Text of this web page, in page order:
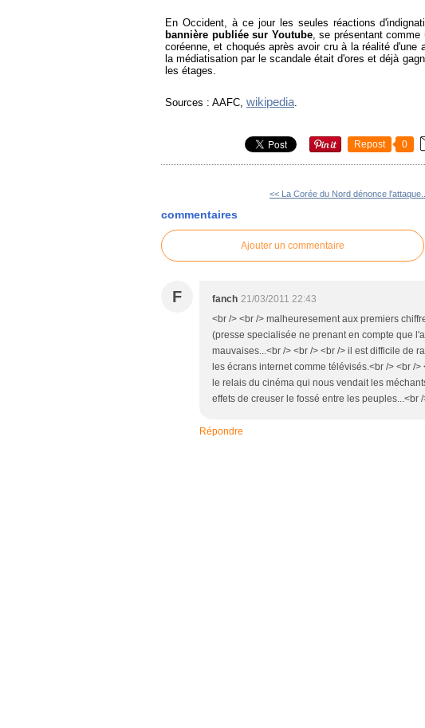
En Occident, à ce jour les seules réactions
bannière publiée sur Youtube, se présentant comme
coréenne, et choqués après avoir cru à la réalité
la médiatisation par le scandale était d'ores et déjà
les étages.
Sources : AAFC, wikipedia.
Repost 0
<< La Corée du Nord dénonce l'attaque...
commentaires
Ajouter un commentaire
F fanch 21/03/2011 22:43
<br /> <br /> malheuresement aux premiers
(presse specialisée ne prenant en compte que
mauvaises...<br /> <br /> <br /> il est difficile de
les écrans internet comme télévisés.<br /> <br /
le relais du cinéma qui nous vendait les
effets de creuser le fossé entre les peuples...<br
Répondre